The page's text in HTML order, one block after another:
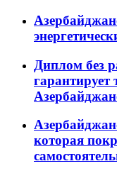
Диплом без
гарантирует
которая